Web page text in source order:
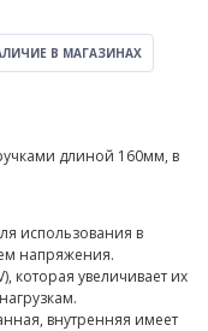
В МАГАЗИНАХ
длиной 160мм, в
использования в
напряжения.
которая увеличивает их
внутренняя имеет